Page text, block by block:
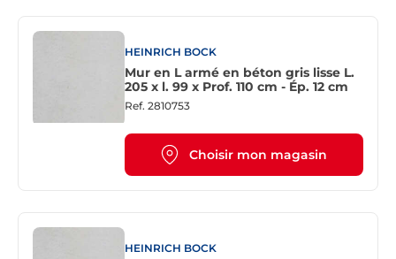
HEINRICH BOCK
Mur en L armé en béton gris lisse L.
205 x l. 99 x Prof. 110 cm - Ép. 12 cm
Ref. 2810753
Choisir mon magasin
HEINRICH BOCK